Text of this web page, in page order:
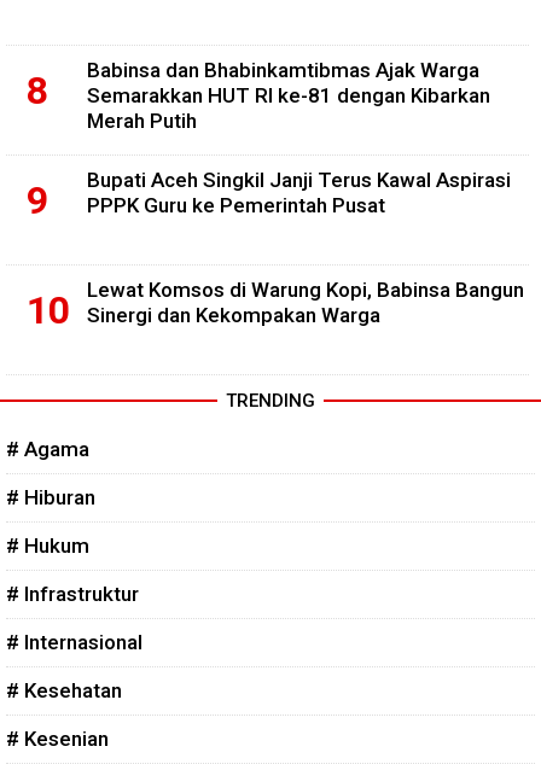
Babinsa dan Bhabinkamtibmas Ajak Warga
Semarakkan HUT RI ke-81 dengan Kibarkan
Merah Putih
Bupati Aceh Singkil Janji Terus Kawal Aspirasi
PPPK Guru ke Pemerintah Pusat
Lewat Komsos di Warung Kopi, Babinsa Bangun
Sinergi dan Kekompakan Warga
TRENDING
# Agama
# Hiburan
# Hukum
# Infrastruktur
# Internasional
# Kesehatan
# Kesenian